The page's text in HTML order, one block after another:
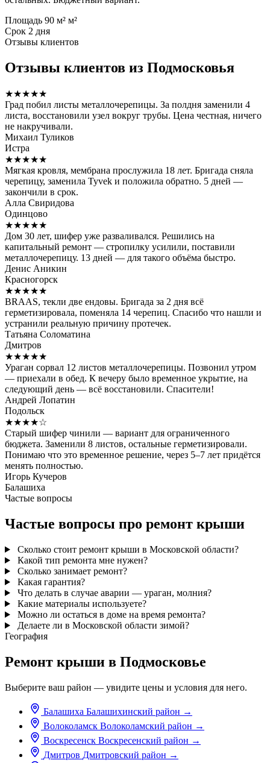
Площадь 90 м² м²
Срок 2 дня
Отзывы клиентов
Отзывы клиентов из Подмосковья
★★★★★
Град побил листы металлочерепицы. За полдня заменили 4
листа, восстановили узел вокруг трубы. Цена честная, ничего
не накручивали.
Михаил Туликов
Истра
★★★★★
Мягкая кровля, мембрана прослужила 18 лет. Бригада сняла
черепицу, заменила Tyvek и положила обратно. 5 дней —
закончили в срок.
Алла Свиридова
Одинцово
★★★★★
Дом 30 лет, шифер уже разваливался. Решились на
капитальный ремонт — стропилку усилили, поставили
металлочерепицу. 13 дней — для такого объёма быстро.
Денис Аникин
Красногорск
★★★★★
BRAAS, текли две ендовы. Бригада за 2 дня всё
герметизировала, поменяла 14 черепиц. Спасибо что нашли и
устранили реальную причину протечек.
Татьяна Соломатина
Дмитров
★★★★★
Ураган сорвал 12 листов металлочерепицы. Позвонил утром
— приехали в обед. К вечеру было временное укрытие, на
следующий день — всё восстановили. Спасители!
Андрей Лопатин
Подольск
★★★★☆
Старый шифер чинили — вариант для ограниченного
бюджета. Заменили 8 листов, остальные герметизировали.
Понимаю что это временное решение, через 5–7 лет придётся
менять полностью.
Игорь Кучеров
Балашиха
Частые вопросы
Частые вопросы про ремонт крыши
Сколько стоит ремонт крыши в Московской области?
Какой тип ремонта мне нужен?
Сколько занимает ремонт?
Какая гарантия?
Что делать в случае аварии — ураган, молния?
Какие материалы используете?
Можно ли остаться в доме на время ремонта?
Делаете ли в Московской области зимой?
География
Ремонт крыши в Подмосковье
Выберите ваш район — увидите цены и условия для него.
Балашиха Балашихинский район →
Волоколамск Волоколамский район →
Воскресенск Воскресенский район →
Дмитров Дмитровский район →